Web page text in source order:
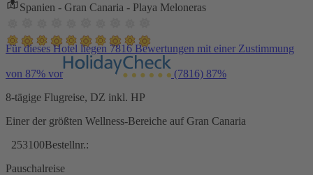
Spanien - Gran Canaria - Playa Meloneras
Für dieses Hotel liegen 7816 Bewertungen mit einer Zustimmung
von 87% vor (7816) 87%
8-tägige Flugreise, DZ inkl. HP
Einer der größten Wellness-Bereiche auf Gran Canaria
253100Bestellnr.:
Pauschalreise